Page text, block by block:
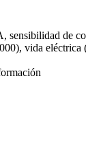
de
vida eléctrica